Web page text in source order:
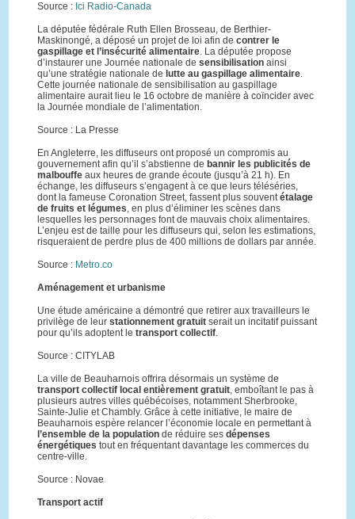
Source : Ici Radio-Canada
La députée fédérale Ruth Ellen Brosseau, de Berthier-
Maskinongé, a déposé un projet de loi afin de contrer le
gaspillage et l’insécurité alimentaire. La députée propose
d’instaurer une Journée nationale de sensibilisation ainsi
qu’une stratégie nationale de lutte au gaspillage alimentaire.
Cette journée nationale de sensibilisation au gaspillage
alimentaire aurait lieu le 16 octobre de manière à coïncider avec
la Journée mondiale de l’alimentation.
Source : La Presse
En Angleterre, les diffuseurs ont proposé un compromis au
gouvernement afin qu’il s’abstienne de bannir les publicités de
malbouffeaux heures de grande écoute (jusqu’à 21 h). En
échange, les diffuseurs s’engagent à ce que leurs téléséries,
dont la fameuse Coronation Street, fassent plus souventétalage
de fruits et légumes, en plus d’éliminer les scènes dans
lesquelles les personnages font de mauvais choix alimentaires.
L’enjeu est de taille pour les diffuseurs qui, selon les estimations,
risqueraient de perdre plus de 400 millions de dollars par année.
Source : Metro.co
Aménagement et urbanisme
Une étude américaine a démontré que retirer aux travailleurs le
privilège de leurstationnement gratuit serait un incitatif puissant
pour qu’ils adoptent le transport collectif.
Source : CITYLAB
La ville de Beauharnois offrira désormais un système de
transport collectif local entièrement gratuit, emboîtant le pas à
plusieurs autres villes québécoises, notamment Sherbrooke,
Sainte-Julie et Chambly. Grâce à cette initiative, le maire de
Beauharnois espère relancer l’économie locale en permettant à
l’ensemble de la populationde réduire ses dépenses
énergétiques tout en fréquentant davantage les commerces du
centre-ville.
Source : Novae
Transport actif